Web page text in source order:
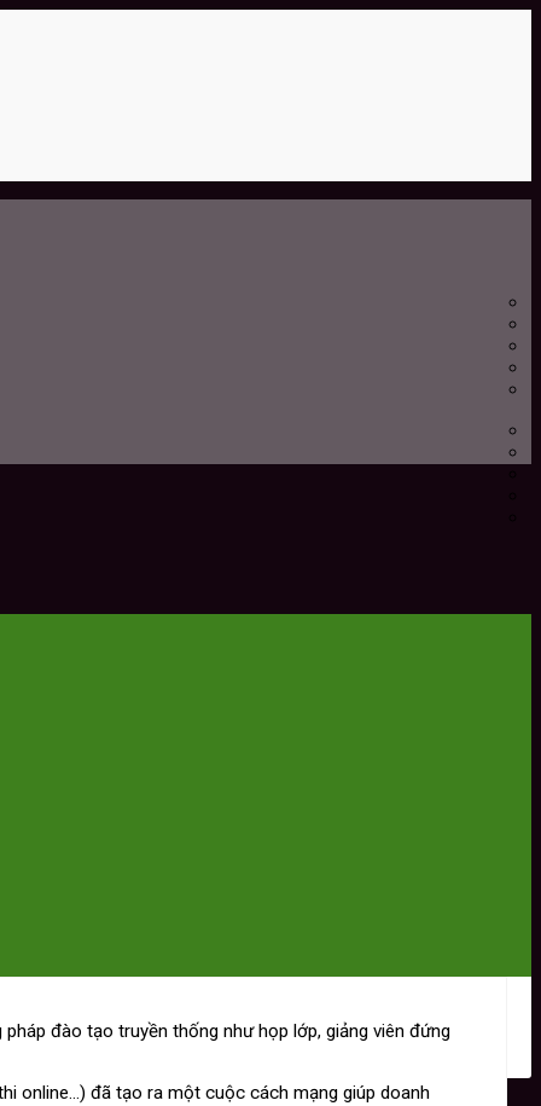
đào tạo truyền thống như họp lớp, giảng viên đứng
online…) đã tạo ra một cuộc cách mạng giúp doanh